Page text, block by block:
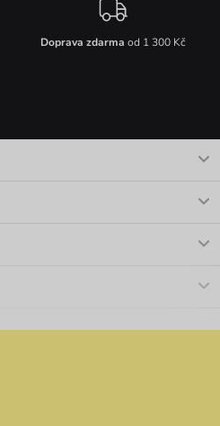
Doprava zdarma od 1 300 Kč